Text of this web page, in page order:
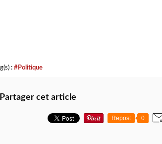
: #Politique
Partager cet article
Repost 0